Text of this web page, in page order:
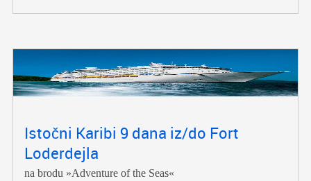
Istočni Karibi 9 dana iz/do Fort
Loderdejla
na brodu »Adventure of the Seas«